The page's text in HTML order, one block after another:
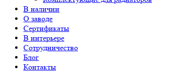
В наличии
О заводе
Сертификаты
В интерьере
Сотрудничество
Блог
Контакты